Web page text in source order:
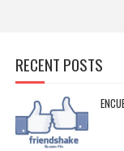
RECENT POSTS